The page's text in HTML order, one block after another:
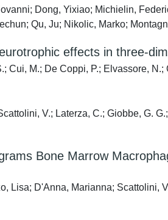
Dong, Yixiao; Michielin,
Qu, Ju; Nikolic, Marko;
effects in three-
Cui, M.; De Coppi, P.; Elvassore,
V.; Laterza, C.; Giobbe, G.
Bone Marrow
Lisa; D'Anna, Marianna;